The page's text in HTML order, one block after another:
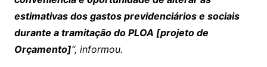
estimativas dos gastos previdenciários e sociais
durante a tramitação do PLOA [projeto de
Orçamento]“, informou.